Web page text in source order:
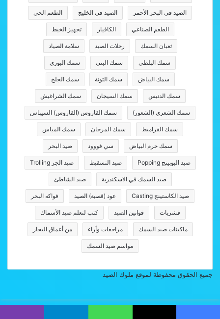
الصيد في البحر الأحمر الصيد في الخليج الطعم الحي
الطعم الصناعي الكافيار تجهيز الخيط
ثعبان السمك رحلات الصيد سلامة الصياد
سمك البلطي سمك البني سمك البوري
سمك البياض سمك التونة سمك الجلخ
سمك الدنيس سمك السيجان سمك الشراغيش
سمك الشعري (الشعور) سمك القاروس (القاروس) السيباس
سمك القراميط سمك المرجان سمك المياس
سمك جرم البياض سي فووود صيد البحر
صيد البوبينج Popping صيد التسقيط صيد الجر Trolling
صيد السمك في الاسكندرية صيد الشاطئ
صيد الكاستينج Casting عود (قصبة) الصيد فواكه البحر
قشريات قوانين الصيد كتب لتعلم صيد الأسماك
ماكينات صيد السمك مراجعات وأراء من أعماق البحار
مواسم صيد السمك
جميع الحقوق محفوظة لموقع ملوك الصيد